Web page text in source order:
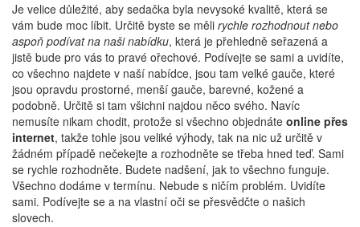
Je velice důležité, aby sedačka byla nevysoké kvalitě, která se
vám bude moc líbit. Určitě byste se měli rychle rozhodnout nebo
aspoň podívat na naši nabídku, která je přehledně seřazená a
jistě bude pro vás to pravé ořechové. Podívejte se sami a uvidíte,
co všechno najdete v naší nabídce, jsou tam velké gauče, které
jsou opravdu prostorné, menší gauče, barevné, kožené a
podobně. Určitě si tam všichni najdou něco svého. Navíc
nemusíte nikam chodit, protože si všechno objednáte online přes
internet, takže tohle jsou veliké výhody, tak na nic už určitě v
žádném případě nečekejte a rozhodněte se třeba hned teď. Sami
se rychle rozhodněte. Budete nadšení, jak to všechno funguje.
Všechno dodáme v termínu. Nebude s ničím problém. Uvidíte
sami. Podívejte se a na vlastní oči se přesvědčte o našich
slovech.